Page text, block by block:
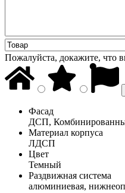
Пожалуйста, докажите, что
Фасад
ДСП,
Материал корпуса
ЛДСП
Цвет
Темный
Раздвижная система
алюминиевая,